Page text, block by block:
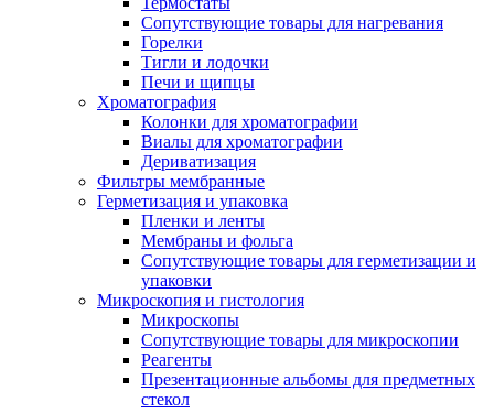
Сопутствующие товары для нагревания
Горелки
Тигли и лодочки
Печи и щипцы
Хроматография
Колонки для хроматографии
Виалы для хроматографии
Дериватизация
Фильтры мембранные
Герметизация и упаковка
Пленки и ленты
Мембраны и фольга
Сопутствующие товары для герметизации и
упаковки
Микроскопия и гистология
Микроскопы
Сопутствующие товары для микроскопии
Реагенты
Презентационные альбомы для предметных
стекол